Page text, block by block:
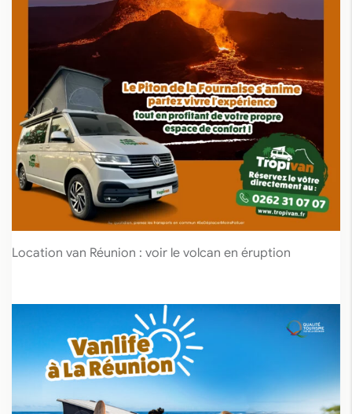
Location van Réunion : voir le volcan en éruption